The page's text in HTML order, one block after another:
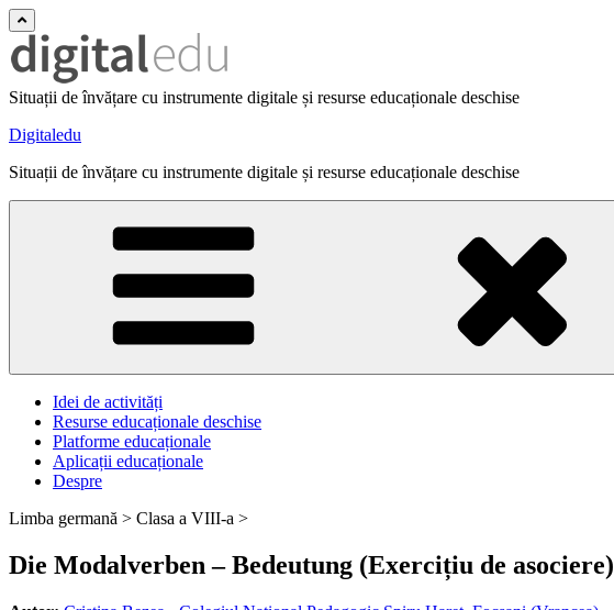
Situații de învățare cu instrumente digitale și resurse educaționale deschise
Digitaledu
Situații de învățare cu instrumente digitale și resurse educaționale deschise
Idei de activități
Resurse educaționale deschise
Platforme educaționale
Aplicații educaționale
Despre
Limba germană > Clasa a VIII-a >
Die Modalverben – Bedeutung (Exercițiu de asociere)